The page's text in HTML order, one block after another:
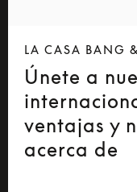
LA CASA BANG
Únete a
ventajas y
acerca de